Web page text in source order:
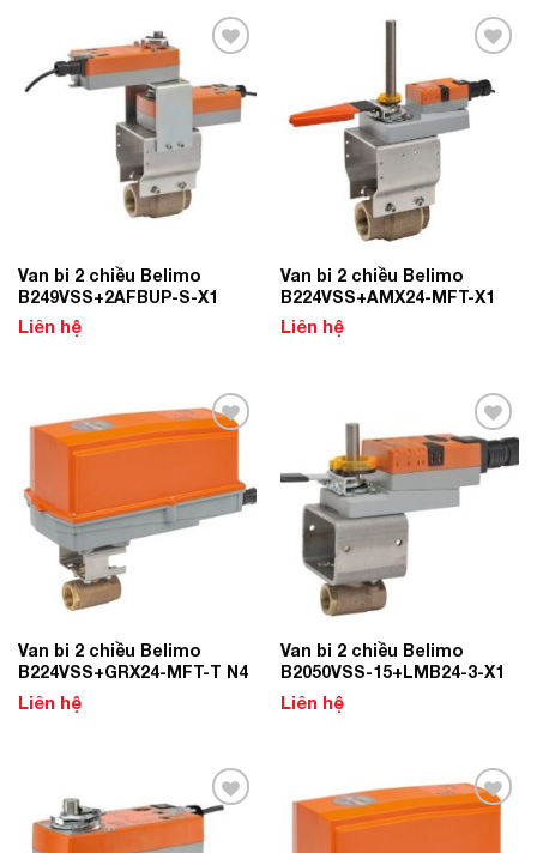
Wishlist
Van bi 2 chiều Belimo
B249VSS+2AFBUP-S-X1
Liên hệ
Wishlist
Van bi 2 chiều Belimo
B224VSS+AMX24-MFT-X1
Liên hệ
Van bi 2 chiều Belimo
B224VSS+GRX24-MFT-T N4
Liên hệ
Add to
Wishlist
Van bi 2 chiều Belimo
B2050VSS-15+LMB24-3-X1
Liên hệ
Add to
Wishlist